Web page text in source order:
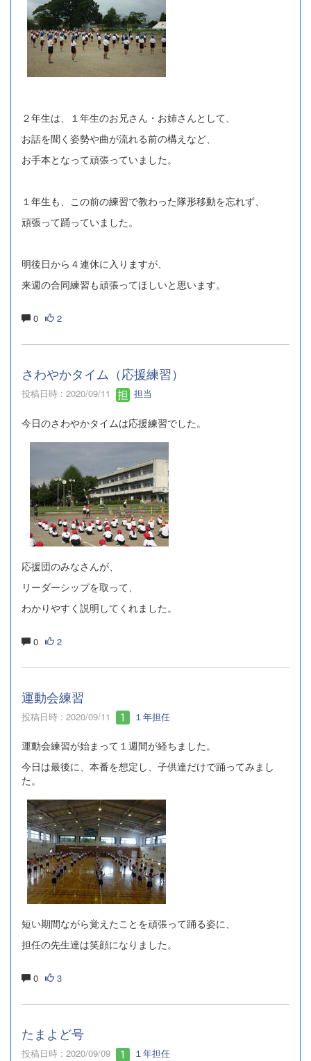
２年生は、１年生のお兄さん・お姉さんとして、
お話を聞く姿勢や曲が流れる前の構えなど、
お手本となって頑張っていました。
１年生も、この前の練習で教わった隊形移動を忘れず、
頑張って踊っていました。
明後日から４連休に入りますが、
来週の合同練習も頑張ってほしいと思います。
0 2
さわやかタイム（応援練習）
投稿日時 : 2020/09/11 担当
今日のさわやかタイムは応援練習でした。
応援団のみなさんが、
リーダーシップを取って、
わかりやすく説明してくれました。
0 2
運動会練習
投稿日時 : 2020/09/11 １年担任
運動会練習が始まって１週間が経ちました。
今日は最後に、本番を想定し、子供達だけで踊ってみまし
た。
短い期間ながら覚えたことを頑張って踊る姿に、
担任の先生達は笑顔になりました。
0 3
たまよど号
投稿日時 : 2020/09/09 １年担任